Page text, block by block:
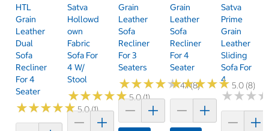
HTL
Grain
Leather
Dual
Sofa
Recliner
For 4
Seater
★★★★★
★★★★★5.0 (1)
Satva
Hollowd
Own
Fabric
Sofa For
4 W/
Stool
★★★★★
★★★★★5.0 (1)
Grain
Leather
Sofa
Recliner
For 3
Seaters
★★★★★
★★★★★4.1 (8)
Grain
Leather
Sofa
Recliner
For 4
Seater
★★★★★
★★★★★ 5.0 (8)
Satva
Prime
Grain
Leather
Sliding
Sofa For
4
★★★
★★★